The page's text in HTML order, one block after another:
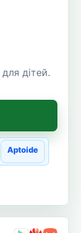
дітей.
Aptoide